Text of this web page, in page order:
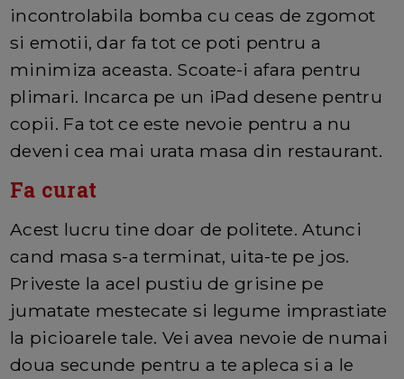
incontrolabila bomba cu ceas de zgomot
si emotii, dar fa tot ce poti pentru a
minimiza aceasta. Scoate-i afara pentru
plimari. Incarca pe un iPad desene pentru
copii. Fa tot ce este nevoie pentru a nu
deveni cea mai urata masa din restaurant.
Fa curat
Acest lucru tine doar de politete. Atunci
cand masa s-a terminat, uita-te pe jos.
Priveste la acel pustiu de grisine pe
jumatate mestecate si legume imprastiate
la picioarele tale. Vei avea nevoie de numai
doua secunde pentru a te apleca si a le